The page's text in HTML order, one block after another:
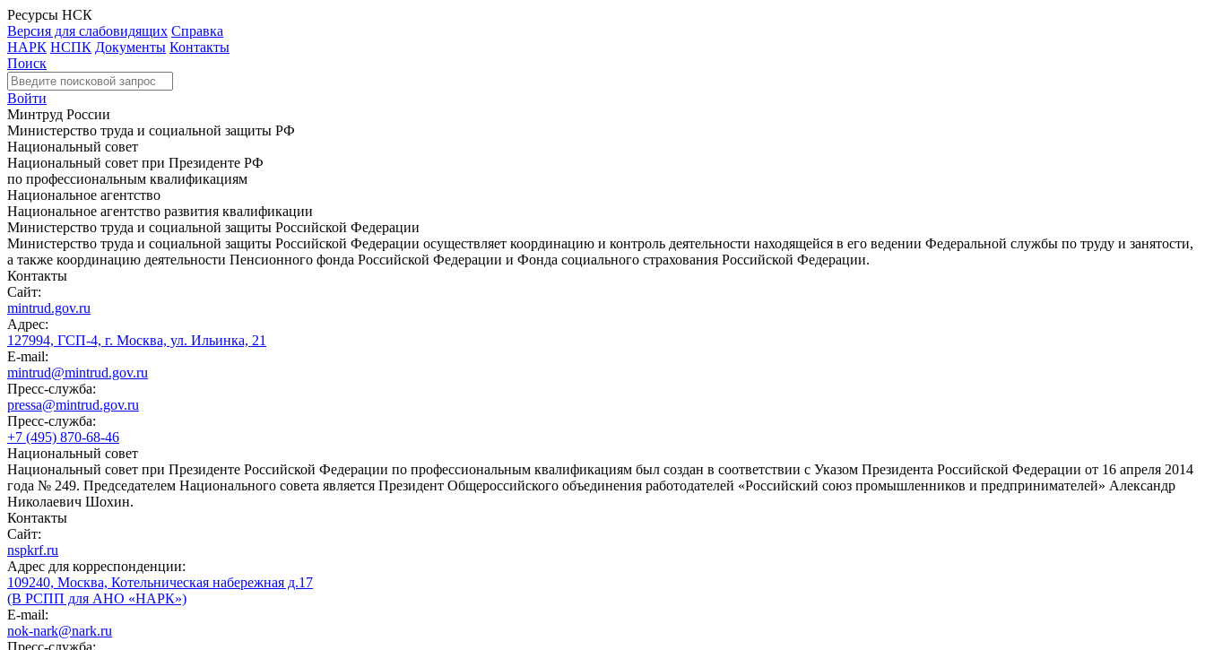
Ресурсы НСК
Версия для слабовидящих Справка
НАРК НСПК Документы Контакты
Поиск
Войти
Минтруд России
Министерство труда и социальной защиты РФ
Национальный совет
Национальный совет при Президенте РФ
по профессиональным квалификациям
Национальное агентство
Национальное агентство развития квалификации
Министерство труда и социальной защиты Российской Федерации
Министерство труда и социальной защиты Российской Федерации осуществляет координацию и контроль деятельности находящейся в его ведении Федеральной службы по труду и занятости,
а также координацию деятельности Пенсионного фонда Российской Федерации и Фонда социального страхования Российской Федерации.
Контакты
Сайт:
mintrud.gov.ru
Адрес:
127994, ГСП-4, г. Москва, ул. Ильинка, 21
E-mail:
mintrud@mintrud.gov.ru
Пресс-служба:
pressa@mintrud.gov.ru
Пресс-служба:
+7 (495) 870-68-46
Национальный совет
Национальный совет при Президенте Российской Федерации по профессиональным квалификациям был создан в соответствии с Указом Президента Российской Федерации от 16 апреля 2014
года № 249. Председателем Национального совета является Президент Общероссийского объединения работодателей «Российский союз промышленников и предпринимателей» Александр
Николаевич Шохин.
Контакты
Сайт:
nspkrf.ru
Адрес для корреспонденции:
109240, Москва, Котельническая набережная д.17
(В РСПП для АНО «НАРК»)
E-mail:
nok-nark@nark.ru
Пресс-служба: